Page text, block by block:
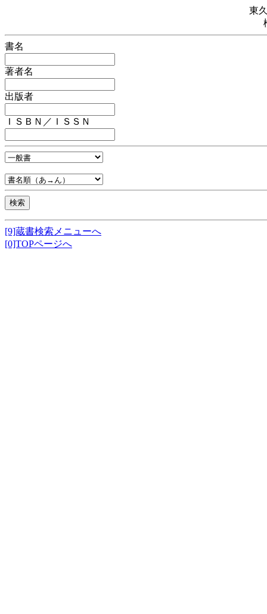
東
書名
著者名
出版者
ＩＳＢＮ／ＩＳＳＮ
[9]蔵書検索メニューへ
[0]TOPページへ